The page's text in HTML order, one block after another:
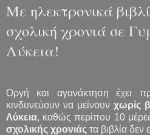
Με ηλεκτρονικά
σχολική χρονιά σε
Λύκεια!
Οργή και αγανάκτηση έχει
κινδυνεύουν να μείνουν χωρίς
Λύκεια, καθώς περίπου 10
σχολικής χρονιάς τα βιβλία δεν